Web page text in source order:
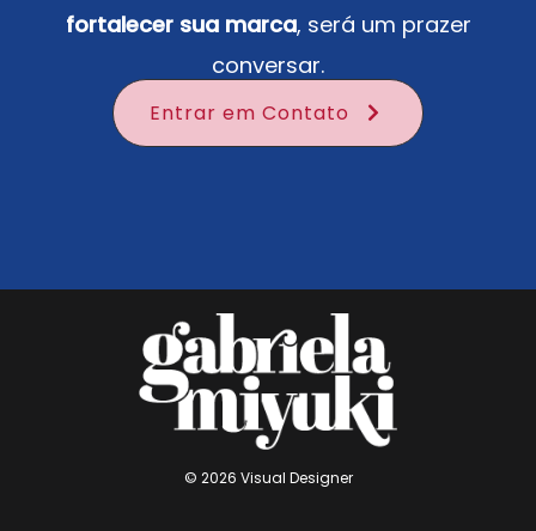
fortalecer sua marca, será um prazer
conversar.
Entrar em Contato
© 2026 Visual Designer